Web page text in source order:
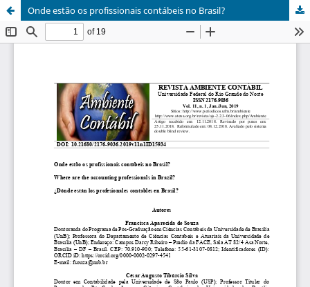
Onde estão os profissionais contábeis no Brasil?